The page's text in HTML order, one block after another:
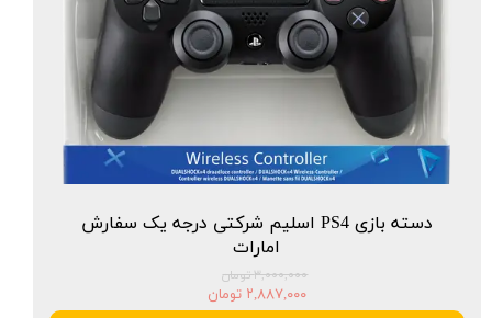
دسته بازی PS4 اسلیم شرکتی درجه یک سفارش
امارات
۳,۰۰۰,۰۰۰ تومان
۲,۸۸۷,۰۰۰ تومان